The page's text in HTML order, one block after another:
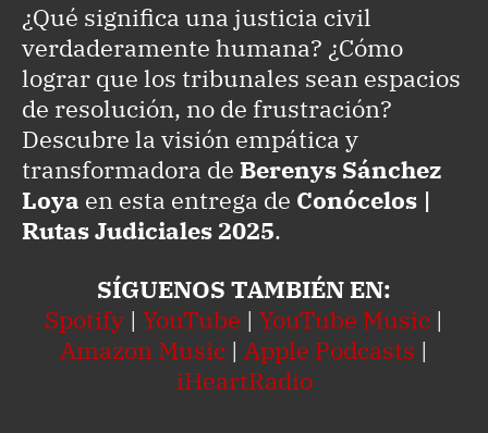
¿Qué significa una justicia civil
verdaderamente humana? ¿Cómo
lograr que los tribunales sean espacios
de resolución, no de frustración?
Descubre la visión empática y
transformadora de Berenys Sánchez
Loya en esta entrega de Conócelos |
Rutas Judiciales 2025.
SÍGUENOS TAMBIÉN EN:
Spotify | YouTube | YouTube Music |
Amazon Music | Apple Podcasts |
iHeartRadio